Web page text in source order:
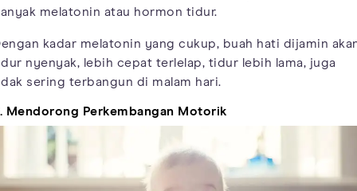
melatonin atau hormon tidur.
kadar melatonin yang cukup, buah hati dijamin
nyenyak, lebih cepat terlelap, tidur lebih lama, juga
sering terbangun di malam hari.
Mendorong Perkembangan Motorik